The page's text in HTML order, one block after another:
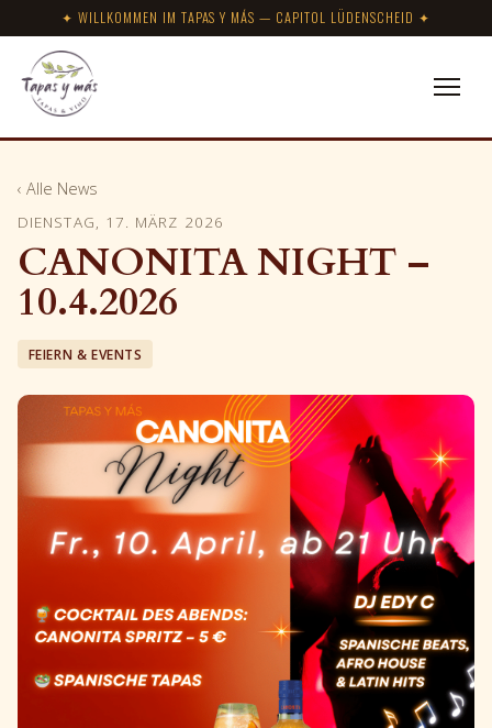
✦ WILLKOMMEN IM TAPAS Y MÁS — CAPITOL LÜDENSCHEID ✦
‹ Alle News
DIENSTAG, 17. MÄRZ 2026
CANONITA NIGHT –
10.4.2026
FEIERN & EVENTS